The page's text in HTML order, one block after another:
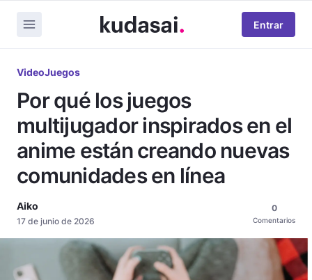
Entrar
VideoJuegos
Por qué los juegos
multijugador inspirados en el
anime están creando nuevas
comunidades en línea
Aiko
17 de junio de 2026
0
Comentarios